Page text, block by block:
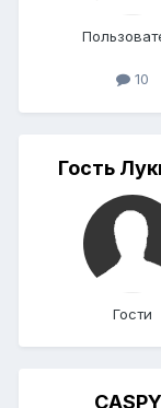
10
Гость
Гости
CASPY